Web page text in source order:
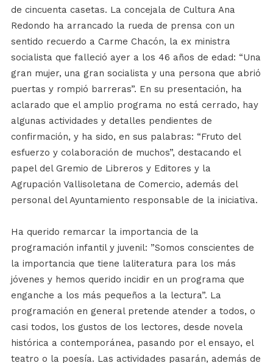
de cincuenta casetas. La concejala de Cultura Ana
Redondo ha arrancado la rueda de prensa con un
sentido recuerdo a Carme Chacón, la ex ministra
socialista que falleció ayer a los 46 años de edad: “Una
gran mujer, una gran socialista y una persona que abrió
puertas y rompió barreras”. En su presentación, ha
aclarado que el amplio programa no está cerrado, hay
algunas actividades y detalles pendientes de
confirmación, y ha sido, en sus palabras: “Fruto del
esfuerzo y colaboración de muchos”, destacando el
papel del Gremio de Libreros y Editores y la
Agrupación Vallisoletana de Comercio, además del
personal del Ayuntamiento responsable de la iniciativa.
Ha querido remarcar la importancia de la
programación infantil y juvenil: ”Somos conscientes de
la importancia que tiene laliteratura para los más
jóvenes y hemos querido incidir en un programa que
enganche a los más pequeños a la lectura”. La
programación en general pretende atender a todos, o
casi todos, los gustos de los lectores, desde novela
histórica a contemporánea, pasando por el ensayo, el
teatro o la poesía. Las actividades pasarán, además de